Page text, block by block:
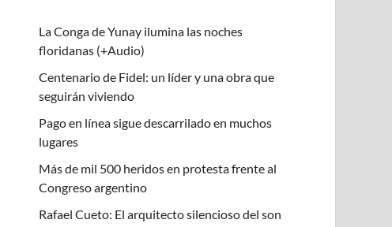
La Conga de Yunay ilumina las noches
floridanas (+Audio)
Centenario de Fidel: un líder y una obra que
seguirán viviendo
Pago en línea sigue descarrilado en muchos
lugares
Más de mil 500 heridos en protesta frente al
Congreso argentino
Rafael Cueto: El arquitecto silencioso del son